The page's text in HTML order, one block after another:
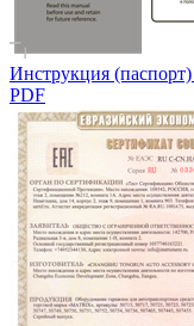
Инструкция
PDF